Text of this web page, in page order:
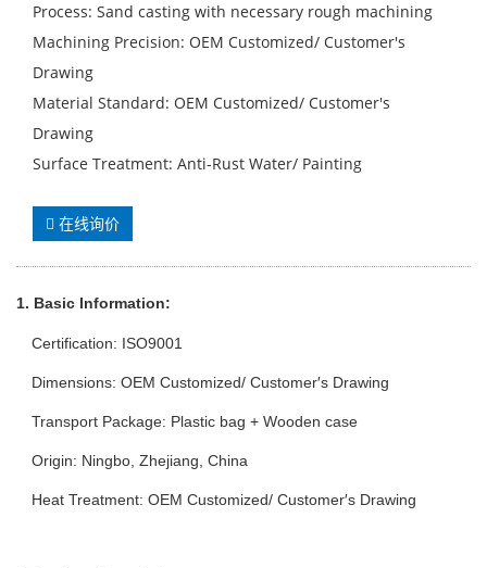
Process: Sand casting with necessary rough machining
Machining Precision: OEM Customized/ Customer′s
Drawing
Material Standard: OEM Customized/ Customer′s
Drawing
Surface Treatment: Anti-Rust Water/ Painting
在线询价
1. Basic Information:
Certification: ISO9001
Dimensions: OEM Customized/ Customer′s Drawing
Transport Package: Plastic bag + Wooden case
Origin: Ningbo, Zhejiang, China
Heat Treatment: OEM Customized/ Customer′s Drawing